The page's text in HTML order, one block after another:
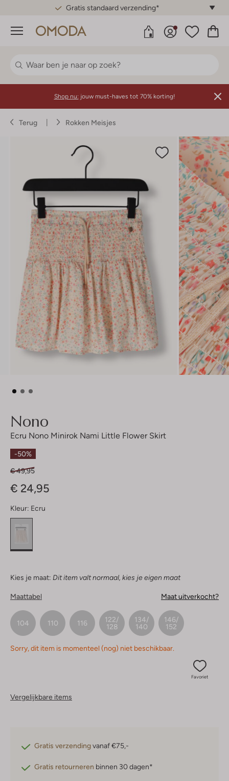
Gratis standaard verzending*
Menu
Shop nu: jouw must-haves tot 70% korting!
Terug Rokken Meisjes
Nono
Ecru Nono Minirok Nami Little Flower Skirt
-50%
€ 49,95
€ 24,95
Kleur: Ecru
Kies je maat: Dit item valt normaal, kies je eigen maat
Maattabel Maat uitverkocht?
104 110 116
122/
128
134/
140
146/
152
Sorry, dit item is momenteel (nog) niet beschikbaar.
Favoriet
Vergelijkbare items
Gratis verzendingvanaf €75,-
Gratis retourneren binnen 30 dagen*